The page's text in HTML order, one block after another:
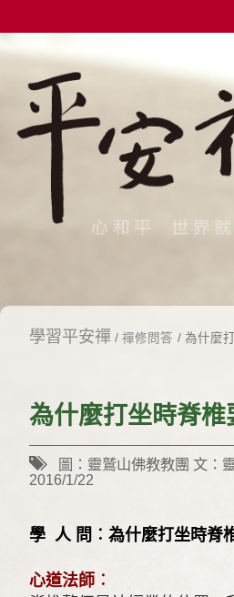
學習平安禪/ 禪修問答 / 為什麼
為什麼打坐時脊椎
圖：靈鷲山佛教教團 文：
2016/1/22
學 人 問︰為什麼打坐時脊
心道法師︰